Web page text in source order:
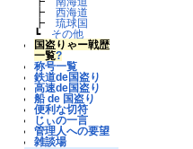
┣西海道
┣琉球国
┗ その他
国盗りゃー戦歴
一覧?
称号一覧
鉄道de国盗り
高速de国盗り
船 de 国盗り
便利な切符
じぃの一言
管理人への要望
雑談場